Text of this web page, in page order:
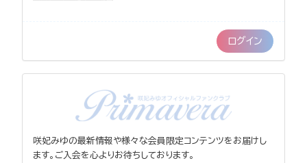
咲妃みゆの最新情報や様々な会員限定コンテンツをお届けし
ます。ご入会を心よりお待ちしております。